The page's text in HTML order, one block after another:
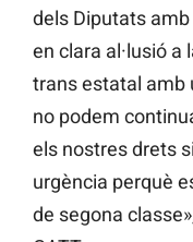
dels Diputats
en clara al·lusió a
trans estatal amb
no podem
els nostres drets
urgència perquè
de segona